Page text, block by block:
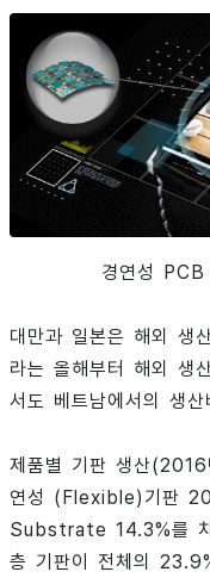
경연성
대만과 일본은 해외 생
라는 올해부터 해외 생
서도 베트남에서의 생
제품별 기판 생산
연성 (Flexible)기판
Substrate 14.3%를
층 기판이 전체의